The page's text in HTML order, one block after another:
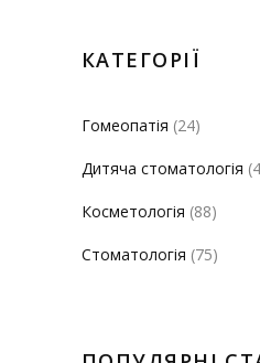
КАТЕГОРІЇ
Гомеопатія (24)
Дитяча стоматологія
Косметологія (88)
Стоматологія (75)